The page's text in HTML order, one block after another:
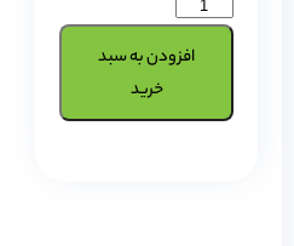
افزودن به سبد
خرید